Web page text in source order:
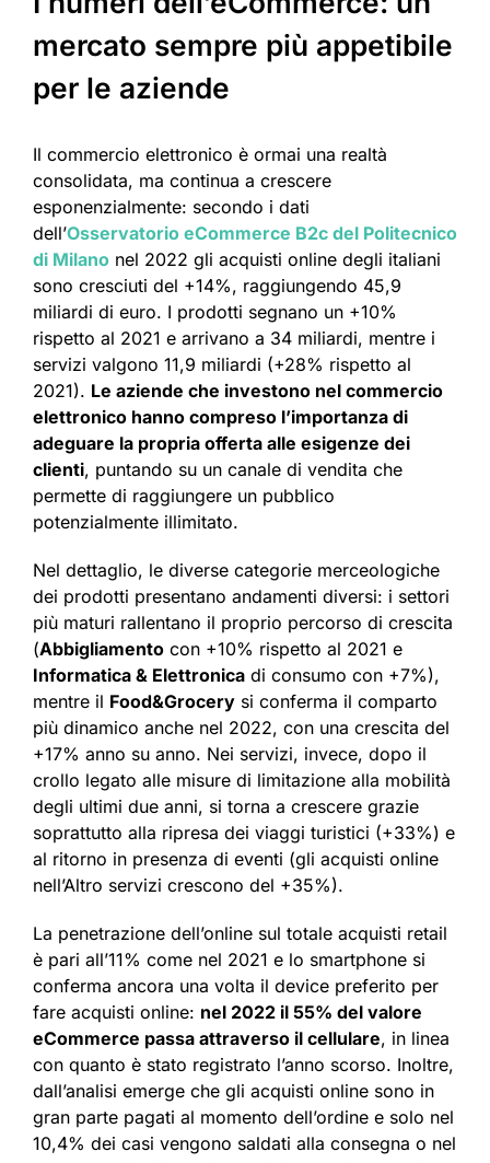
mercato sempre più appetibile
per le aziende
Il commercio elettronico è ormai una realtà
consolidata, ma continua a crescere
esponenzialmente: secondo i dati
dell’Osservatorio eCommerce B2c del Politecnico
di Milano nel 2022 gli acquisti online degli italiani
sono cresciuti del +14%, raggiungendo 45,9
miliardi di euro. I prodotti segnano un +10%
rispetto al 2021 e arrivano a 34 miliardi, mentre i
servizi valgono 11,9 miliardi (+28% rispetto al
2021). Le aziende che investono nel commercio
elettronico hanno compreso l’importanza di
adeguare la propria offerta alle esigenze dei
clienti, puntando su un canale di vendita che
permette di raggiungere un pubblico
potenzialmente illimitato.
Nel dettaglio, le diverse categorie merceologiche
dei prodotti presentano andamenti diversi: i settori
più maturi rallentano il proprio percorso di crescita
(Abbigliamento con +10% rispetto al 2021 e
Informatica & Elettronica di consumo con +7%),
mentre il Food&Grocery si conferma il comparto
più dinamico anche nel 2022, con una crescita del
+17% anno su anno. Nei servizi, invece, dopo il
crollo legato alle misure di limitazione alla mobilità
degli ultimi due anni, si torna a crescere grazie
soprattutto alla ripresa dei viaggi turistici (+33%) e
al ritorno in presenza di eventi (gli acquisti online
nell’Altro servizi crescono del +35%).
La penetrazione dell’online sul totale acquisti retail
è pari all’11% come nel 2021 e lo smartphone si
conferma ancora una volta il device preferito per
fare acquisti online: nel 2022 il 55% del valore
eCommerce passa attraverso il cellulare, in linea
con quanto è stato registrato l’anno scorso. Inoltre,
dall’analisi emerge che gli acquisti online sono in
gran parte pagati al momento dell’ordine e solo nel
10,4% dei casi vengono saldati alla consegna o nel